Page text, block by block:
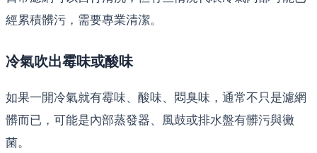
經累積髒污，需要專業清潔。
冷氣吹出霉味或酸味
如果一開冷氣就有霉味、酸味、悶臭味，通常不只是濾網
髒而已，可能是內部蒸發器、風鼓或排水盤有髒污與黴
菌。